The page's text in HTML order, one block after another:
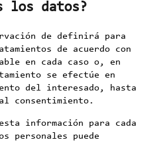
los datos?
de definirá para
de acuerdo con
en cada caso o, en
se efectúe en
del interesado, hasta
consentimiento.
información para cada
personales puede